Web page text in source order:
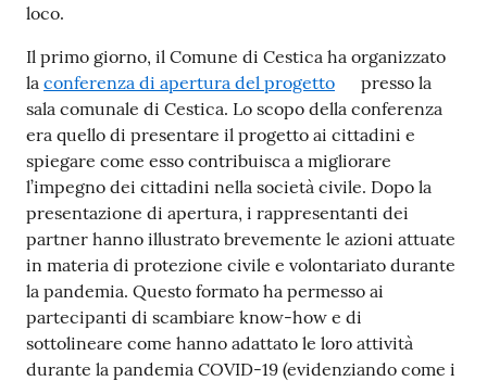
loco.
Il primo giorno, il Comune di Cestica ha organizzato
la conferenza di apertura del progetto
presso la
sala comunale di Cestica. Lo scopo della conferenza
era quello di presentare il progetto ai cittadini e
spiegare come esso contribuisca a migliorare
l’impegno dei cittadini nella società civile. Dopo la
presentazione di apertura, i rappresentanti dei
partner hanno illustrato brevemente le azioni attuate
in materia di protezione civile e volontariato durante
la pandemia. Questo formato ha permesso ai
partecipanti di scambiare know-how e di
sottolineare come hanno adattato le loro attività
durante la pandemia COVID-19 (evidenziando come i